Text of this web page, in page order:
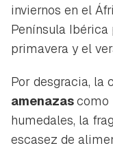
iniciar sesión
inviernos en el
Península
primavera y el
Por desgracia, la
amenazascomo
humedales, la
escasez de
ACEPTAR